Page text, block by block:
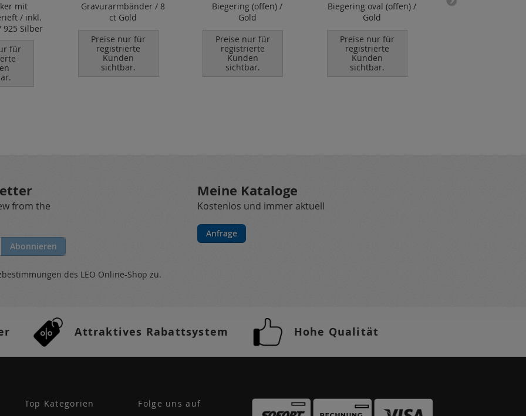
mit
/ inkl.
Silber
für
Gravurarmbänder / 8
ct Gold
Preise nur für
registrierte
Kunden
sichtbar.
Biegering (offen) /
Gold
Preise nur für
registrierte
Kunden
sichtbar.
Biegering oval (offen) /
Gold
Preise nur für
registrierte
Kunden
sichtbar.
Karabiner mit
from the
Abonnieren
Meine Kataloge
Kostenlos und immer aktuell
Anfrage
des LEO Online-Shop zu.
Attraktives Rabattsystem Hohe Qualität
Top Kategorien Folge uns auf